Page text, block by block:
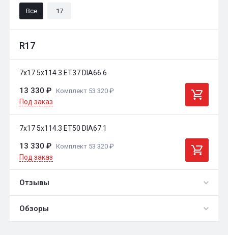
Все 17
R17
7x17 5x114.3 ET37 DIA66.6
13 330 ₽ Комплект 53 320 ₽
Под заказ
7x17 5x114.3 ET50 DIA67.1
13 330 ₽ Комплект 53 320 ₽
Под заказ
Отзывы
Общий рейтинг 0
Обзоры